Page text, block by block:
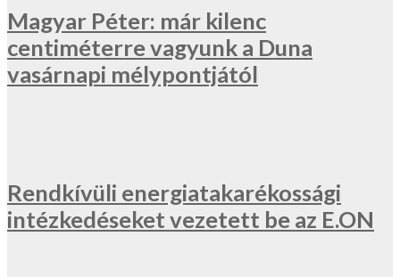
Magyar Péter: már kilenc
centiméterre vagyunk a Duna
vasárnapi mélypontjától
Rendkívüli energiatakarékossági
intézkedéseket vezetett be az E.ON